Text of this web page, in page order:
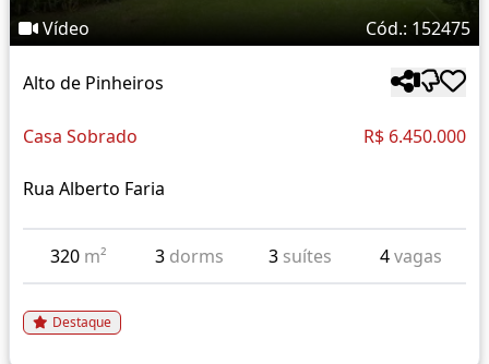
Vídeo Cód.: 152475
Alto de Pinheiros
Casa Sobrado R$ 6.450.000
Rua Alberto Faria
320 m² 3 dorms 3 suítes 4vagas
Destaque